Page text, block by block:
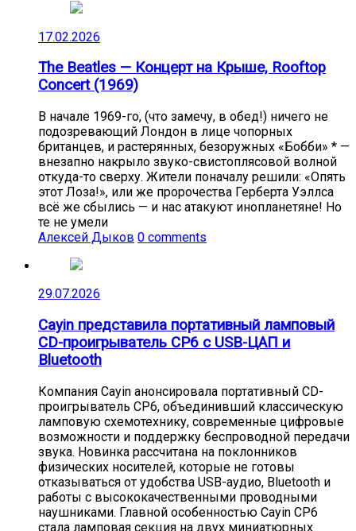
17.02.2026
The Beatles — Концерт на Крыше, Rooftop
Concert (1969)
В начале 1969-го, (что замечу, в обед!) ничего не
подозревающий Лондон в лице чопорных
британцев, и растерянных, безоружных «Бобби» * —
внезапно накрыло звуко-свистоплясовой волной
откуда-то сверху. Жители поначалу решили: «Опять
этот Лоза!», или же пророчества Герберта Уэллса
всё же сбылись — и нас атакуют инопланетяне! Но
те не умели
Алексей Дыков 0 comments
29.07.2026
Cayin представила портативный ламповый
CD-проигрыватель CP6 с USB-ЦАП и
Bluetooth
Компания Cayin анонсировала портативный CD-
проигрыватель CP6, объединивший классическую
ламповую схемотехнику, современные цифровые
возможности и поддержку беспроводной передачи
звука. Новинка рассчитана на поклонников
физических носителей, которые не готовы
отказываться от удобства USB-аудио, Bluetooth и
работы с высококачественными проводными
наушниками. Главной особенностью Cayin CP6
стала ламповая секция на двух миниатюрных